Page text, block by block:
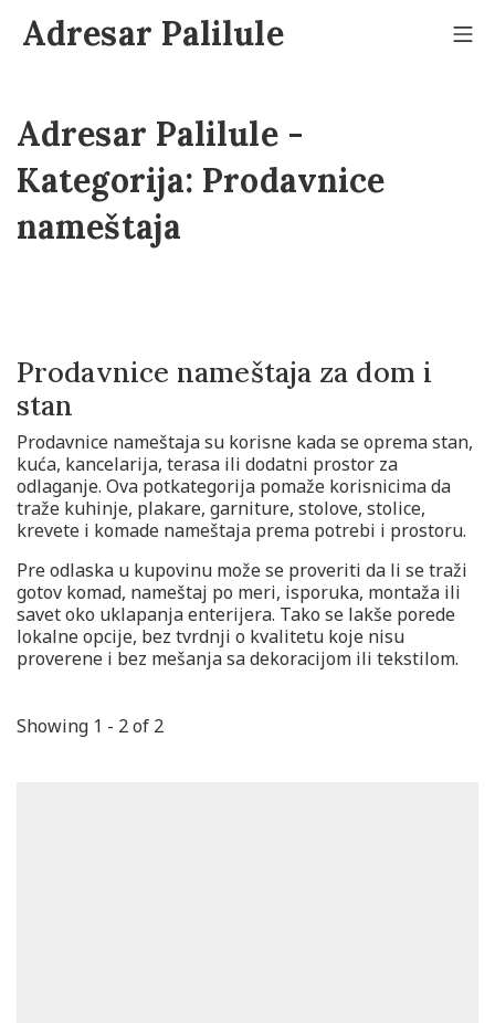
Adresar Palilule
Adresar Palilule -
Kategorija: Prodavnice
nameštaja
Prodavnice nameštaja za dom i
stan
Prodavnice nameštaja su korisne kada se oprema stan,
kuća, kancelarija, terasa ili dodatni prostor za
odlaganje. Ova potkategorija pomaže korisnicima da
traže kuhinje, plakare, garniture, stolove, stolice,
krevete i komade nameštaja prema potrebi i prostoru.
Pre odlaska u kupovinu može se proveriti da li se traži
gotov komad, nameštaj po meri, isporuka, montaža ili
savet oko uklapanja enterijera. Tako se lakše porede
lokalne opcije, bez tvrdnji o kvalitetu koje nisu
proverene i bez mešanja sa dekoracijom ili tekstilom.
Showing 1 - 2 of 2